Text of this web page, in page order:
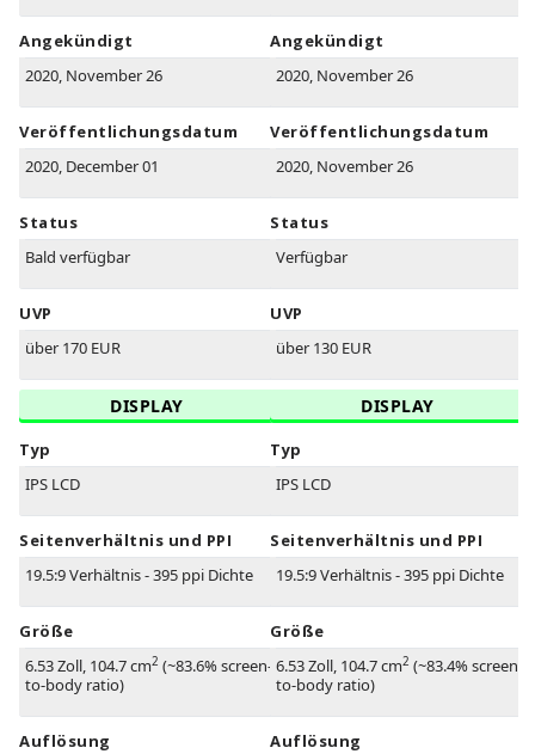
Angekündigt
2020, November 26
Veröffentlichungsdatum
2020, December 01
Status
Bald verfügbar
UVP
über 170 EUR
DISPLAY
Typ
IPS LCD
Seitenverhältnis und PPI
19.5:9 Verhältnis - 395 ppi Dichte
Größe
6.53 Zoll, 104.7 cm2 (~83.6% screen-
to-body ratio)
Auflösung
Angekündigt
2020, November 26
Veröffentlichungsdatum
2020, November 26
Status
Verfügbar
UVP
über 130 EUR
DISPLAY
Typ
IPS LCD
Seitenverhältnis und PPI
19.5:9 Verhältnis - 395 ppi Dichte
Größe
6.53 Zoll, 104.7 cm2 (~83.4% screen-
to-body ratio)
Auflösung